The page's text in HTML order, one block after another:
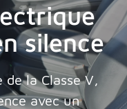
silence
la Classe V,
avec un